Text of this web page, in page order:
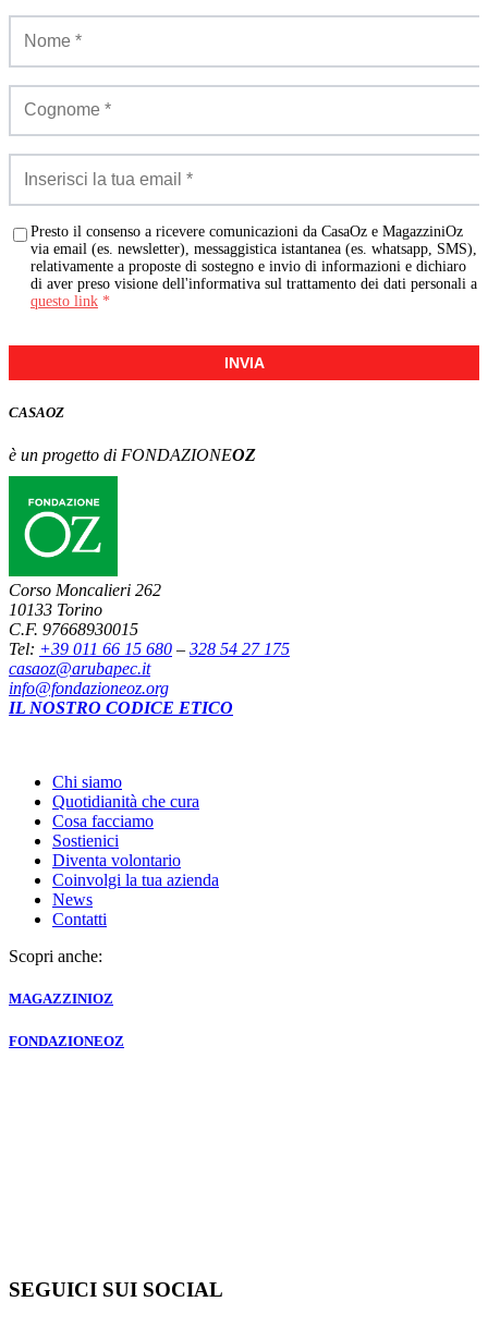
Presto il consenso a ricevere comunicazioni da CasaOz e MagazziniOz
via email (es. newsletter), messaggistica istantanea (es. whatsapp, SMS),
relativamente a proposte di sostegno e invio di informazioni e dichiaro
di aver preso visione dell'informativa sul trattamento dei dati personali a
questo link *
INVIA
CASAOZ
è un progetto di FONDAZIONEOZ
Corso Moncalieri 262
10133 Torino
C.F. 97668930015
Tel: +39 011 66 15 680 – 328 54 27 175
casaoz@arubapec.it
info@fondazioneoz.org
IL NOSTRO CODICE ETICO
Chi siamo
Quotidianità che cura
Cosa facciamo
Sostienici
Diventa volontario
Coinvolgi la tua azienda
News
Contatti
Scopri anche:
MAGAZZINIOZ
FONDAZIONEOZ
SEGUICI SUI SOCIAL